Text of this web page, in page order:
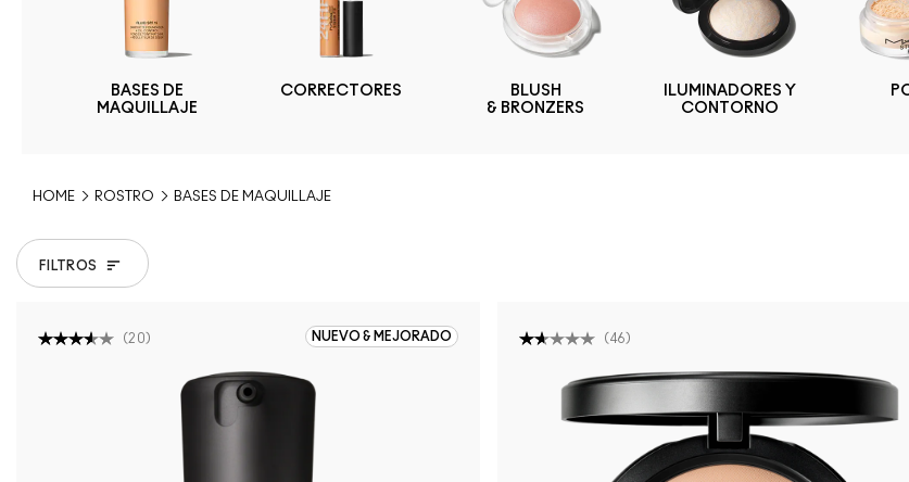
BASES DE
MAQUILLAJE
CORRECTORES
BLUSH
& BRONZERS
ILUMINADORES Y
CONTORNO
HOME ROSTRO BASES DE MAQUILLAJE
FILTROS
NUEVO & MEJORADO
( 20 ) ( 46 )